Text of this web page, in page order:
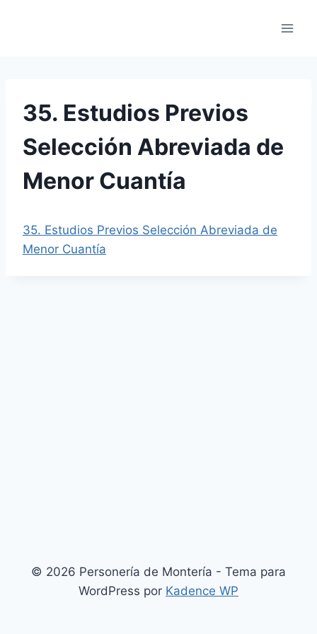
35. Estudios Previos
Selección Abreviada de
Menor Cuantía
35. Estudios Previos Selección Abreviada de
Menor Cuantía
© 2026 Personería de Montería - Tema para
WordPress por Kadence WP